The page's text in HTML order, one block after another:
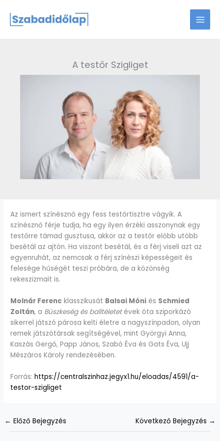
content
A testőr Szigliget
Az ismert színésznő egy fess testőrtisztre vágyik. A
színésznő férje tudja, ha egy ilyen érzéki asszonynak egy
testőrre támad gusztusa, akkor az a testőr előbb utóbb
besétál az ajtón. Ha viszont besétál, és a férj viseli azt az
egyenruhát, az nemcsak a férj színészi képességeit és
felesége hűségét teszi próbára, de a közönség
rekeszizmait is.
Molnár Ferenc klasszikusát Balsai Móni és Schmied
Zoltán, a Büszkeség és balítéletet évek óta sziporkázó
sikerrel játszó párosa kelti életre a nagyszínpadon, olyan
remek játszótársak segítségével, mint Györgyi Anna,
Kaszás Gergő, Papp János, Szabó Éva és Gats Éva, Ujj
Mészáros Károly rendezésében.
Forrás:https://centralszinhaz.jegyx1.hu/eloadas/4591/a-
testor-szigliget
← Előző Bejegyzés Következő Bejegyzés →